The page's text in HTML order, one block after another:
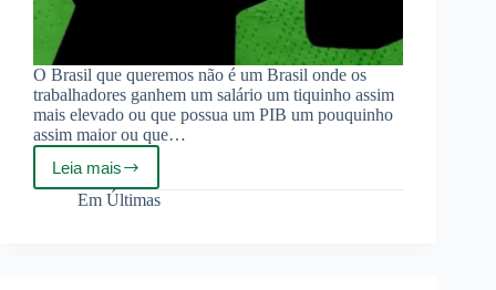
O Brasil que queremos não é um Brasil onde os
trabalhadores ganhem um salário um tiquinho assim
mais elevado ou que possua um PIB um pouquinho
assim maior ou que…
Leia mais
Poder
Político
Em Últimas